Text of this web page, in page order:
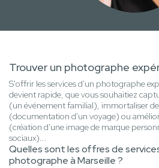
Trouver un photographe
S'offrir les services d'un photographe
devient rapide, que vous souhaitiez
(un événement familial), immortaliser
(documentation d'un voyage) ou
(création d'une image de marque
sociaux)...
Quelles sont les offres de
photographe à Marseille ?